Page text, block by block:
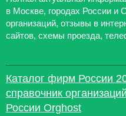
в Москве, городах России и
организаций, отзывы в
сайтов, схемы проезда,
Каталог фирм России
справочник
России Orghost